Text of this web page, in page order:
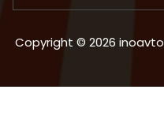
Copyright © 2026